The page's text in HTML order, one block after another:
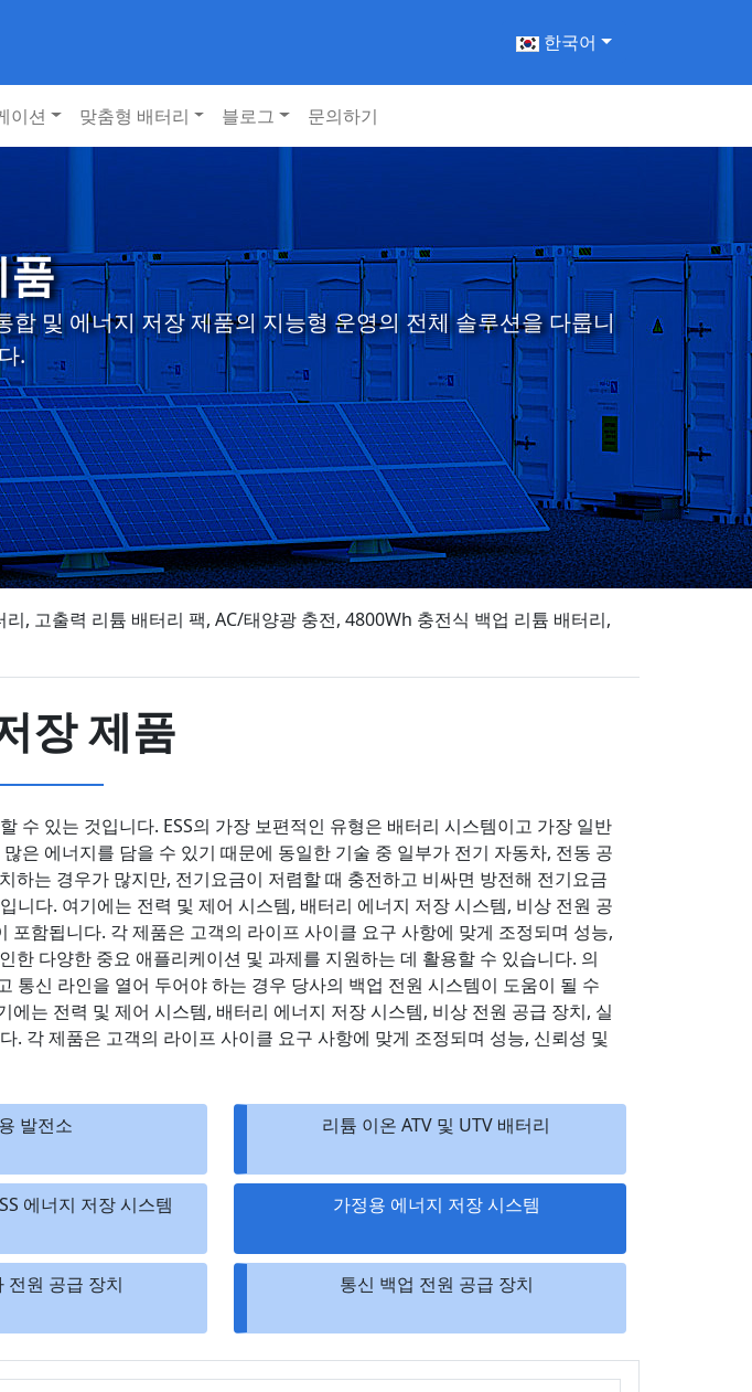
한국어
이션 맞춤형 배터리 블로그 문의하기
및 에너지 저장 제품의 지능형 운영의 전체 솔루션을 다룹니
.
, 고출력 리튬 배터리 팩, AC/태양광 충전, 4800Wh 충전식 백업 리튬 배터리,
장 제품
수 있는 것입니다. ESS의 가장 보편적인 유형은 배터리 시스템이고 가장 일반
은 에너지를 담을 수 있기 때문에 동일한 기술 중 일부가 전기 자동차, 전동 공
하는 경우가 많지만, 전기요금이 저렴할 때 충전하고 비싸면 방전해 전기요금
니다. 여기에는 전력 및 제어 시스템, 배터리 에너지 저장 시스템, 비상 전원 공
함됩니다. 각 제품은 고객의 라이프 사이클 요구 사항에 맞게 조정되며 성능,
한 다양한 중요 애플리케이션 및 과제를 지원하는 데 활용할 수 있습니다. 의
신 라인을 열어 두어야 하는 경우 당사의 백업 전원 시스템이 도움이 될 수
에는 전력 및 제어 시스템, 배터리 에너지 저장 시스템, 비상 전원 공급 장치, 실
각 제품은 고객의 라이프 사이클 요구 사항에 맞게 조정되며 성능, 신뢰성 및
발전소 리튬 이온 ATV 및 UTV 배터리
에너지 저장 시스템 가정용 에너지 저장 시스템
전원 공급 장치 통신 백업 전원 공급 장치